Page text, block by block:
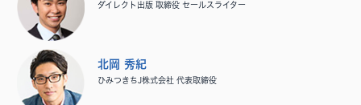
ダイレクト出版 取締役 セールスライター
北岡 秀紀
ひみつきちJ株式会社 代表取締役